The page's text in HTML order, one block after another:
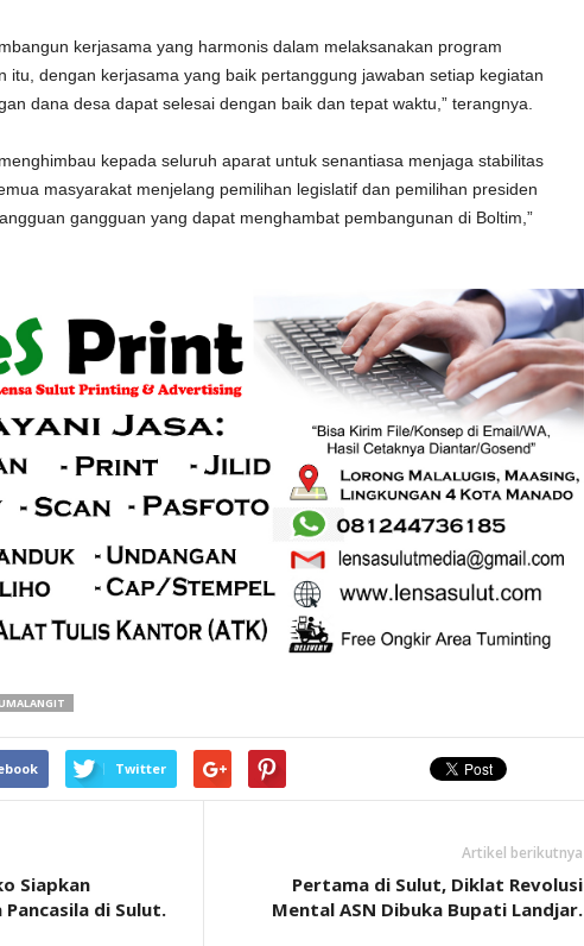
kerjasama yang harmonis dalam melaksanakan program
itu, dengan kerjasama yang baik pertanggung jawaban setiap kegiatan
dana desa dapat selesai dengan baik dan tepat waktu,” terangnya.
kepada seluruh aparat untuk senantiasa menjaga stabilitas
masyarakat menjelang pemilihan legislatif dan pemilihan presiden
gangguan yang dapat menghambat pembangunan di Boltim,”
Twitter
Siapkan
di Sulut.
Artikel berikutnya
Pertama di Sulut, Diklat Revolusi
Mental ASN Dibuka Bupati Landjar.